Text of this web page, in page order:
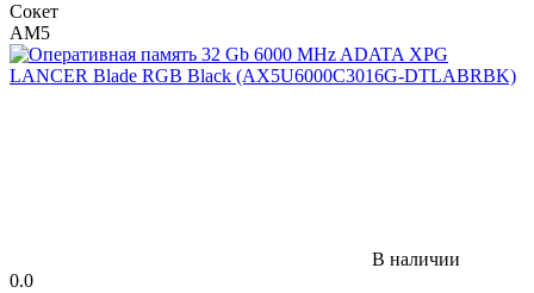
Сокет
AM5
В наличии
0.0